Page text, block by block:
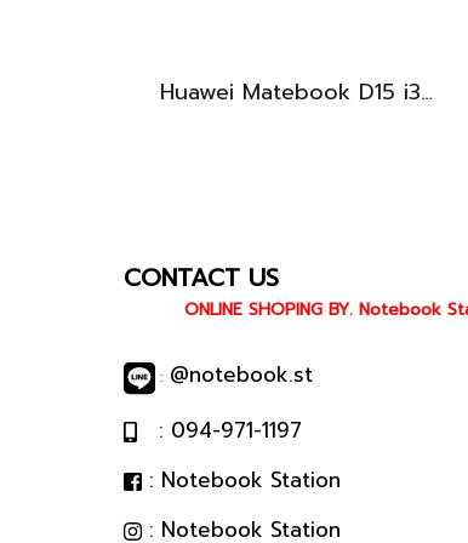
Huawei Matebook D15 i3-10110U Ram8 256GB M.2 จอ15.6นิ้ว FHD IPS 60hz สเปคทำงานทั่วไป หน้าจอใหญ่ ดีไซน์เครื่องบางเบา เครื่องพร้อมใช้งาน ขายถูกเพียง 6,990.-เท่านั้น
CONTACT US
ONLINE SHOPING BY. Notebook
: @notebook.st
: 094-971-1197
: Notebook Station
: Notebook Station